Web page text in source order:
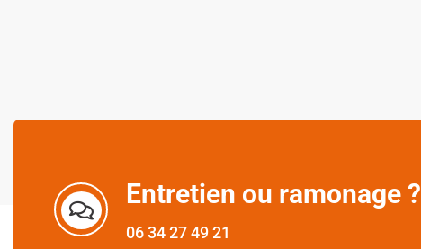
Entretien ou ramonage ?
06 34 27 49 21